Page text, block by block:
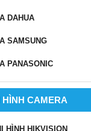
DAHUA
SAMSUNG
PANASONIC
CAMERA
HÌNH HIKVISION